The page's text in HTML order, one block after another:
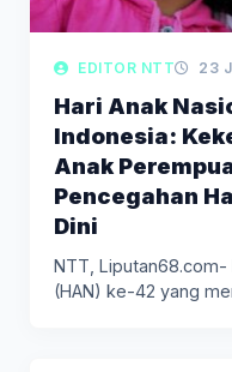
EDITOR NTT 23
Hari Anak
Indonesia:
Anak
Pencegahan
Dini
NTT, Liputan68.com-
(HAN) ke-42 yang